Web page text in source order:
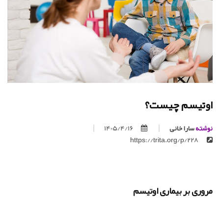
اوتیسم چیست؟
نوشتهسارا خانی
1405/4/16
مروری بر بیماری اوتیسم